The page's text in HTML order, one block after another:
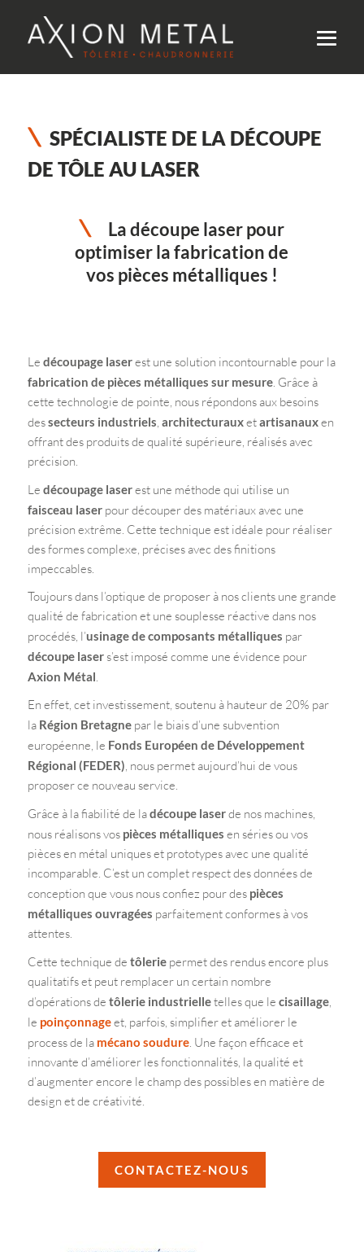
SPÉCIALISTE DE LA DÉCOUPE
DE TÔLE AU LASER
La découpe laser pour
optimiser la fabrication de
vos pièces métalliques !
Le découpage laserest une solution incontournable pour la
fabrication de pièces métalliques sur mesure. Grâce à
cette technologie de pointe, nous répondons aux besoins
dessecteurs industriels architecturauxetartisanauxen
offrant des produits de qualité supérieure, réalisés avec
précision.
Le découpage laserest une méthode qui utilise un
faisceau laserpour découper des matériaux avec une
précision extrême. Cette technique est idéale pour réaliser
des formes complexe, précises avec des finitions
impeccables.
Toujours dans l’optique de proposer à nos clients une grande
qualité de fabrication et une souplesse réactive dans nos
procédés, l’usinage de composants métalliques par
découpe lasers’est imposé comme une évidence pour
Axion Métal
En effet, cet investissement, soutenu à hauteur de 20% par
la Région Bretagnepar le biais d’une subvention
européenne, le Fonds Européen de Développement
Régional (FEDER) , nous permet aujourd’hui de vous
proposer ce nouveau service.
Grâce à la fiabilité de ladécoupe laserde nos machines,
nous réalisons vos pièces métalliques en séries ou vos
pièces en métal uniqueset prototypesavec une qualité
incomparable. C’est un complet respect des données de
conception que vous nous confiez pour des pièces
métalliques ouvragées parfaitement conformes à vos
attentes.
Cette technique de tôleriepermet des rendus encore plus
qualitatifs et peut remplacer un certain nombre
d’opérations de tôlerie industrielletelles que le cisaillage,
le poinçonnageet, parfois, simplifier et améliorer le
process de la mécano soudure. Une façon efficace et
innovante d’améliorer les fonctionnalités, la qualité et
d’augmenter encore le champ des possibles en matière de
design et de créativité.
CONTACTEZ-NOUS